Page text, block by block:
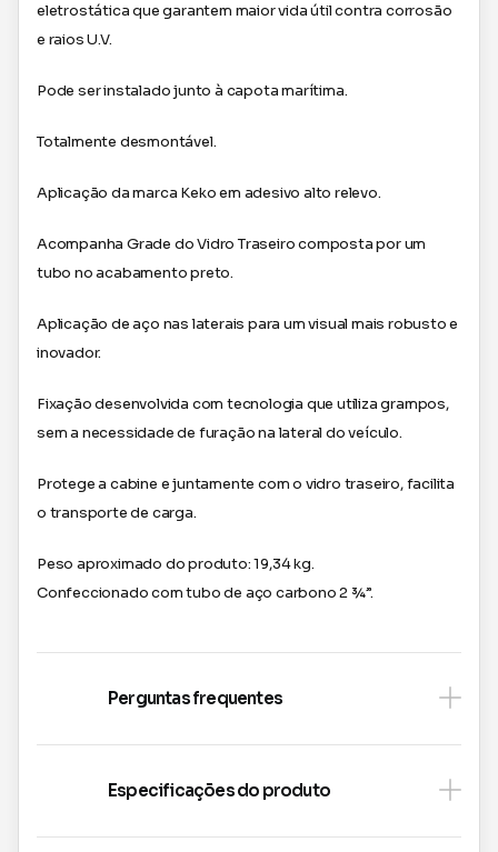
eletrostática que garantem maior vida útil contra corrosão
e raios U.V.
Pode ser instalado junto à capota marítima.
Totalmente desmontável.
Aplicação da marca Keko em adesivo alto relevo.
Acompanha Grade do Vidro Traseiro composta por um
tubo no acabamento preto.
Aplicação de aço nas laterais para um visual mais robusto e
inovador.
Fixação desenvolvida com tecnologia que utiliza grampos,
sem a necessidade de furação na lateral do veículo.
Protege a cabine e juntamente com o vidro traseiro, facilita
o transporte de carga.
Peso aproximado do produto: 19,34 kg.
Confeccionado com tubo de aço carbono 2 ¾”.
Perguntas frequentes
Especificações do produto